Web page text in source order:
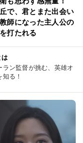
で、君とまた出会い
師になった主人公の
打たれる
は
ラン監督が挑む、英雄オ
る！